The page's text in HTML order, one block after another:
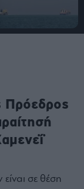
Πρόεδρος
είναι σε θέση